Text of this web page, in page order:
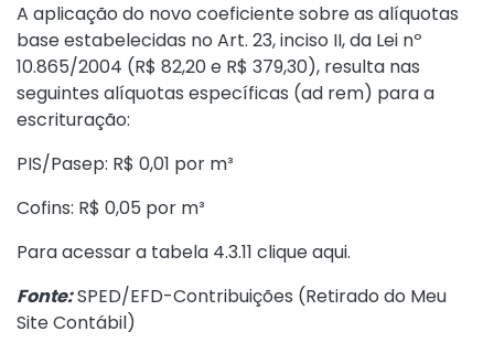
A aplicação do novo coeficiente sobre as alíquotas
base estabelecidas no Art. 23, inciso II, da Lei nº
10.865/2004 (R$ 82,20 e R$ 379,30), resulta nas
seguintes alíquotas específicas (ad rem) para a
escrituração:
PIS/Pasep: R$ 0,01 por m³
Cofins: R$ 0,05 por m³
Para acessar a tabela 4.3.11 cliqueaqui.
Fonte:SPED/EFD-Contribuições (Retirado do Meu
Site Contábil)